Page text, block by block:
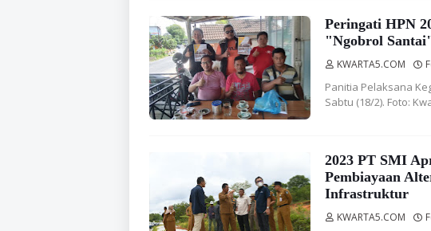
Peringati HPN
"Ngobrol
KWARTA5.COM
Panitia Pelaksana
Sabtu (18/2). Foto:
2023 PT SMI
Pembiayaan
Infrastruktur
KWARTA5.COM